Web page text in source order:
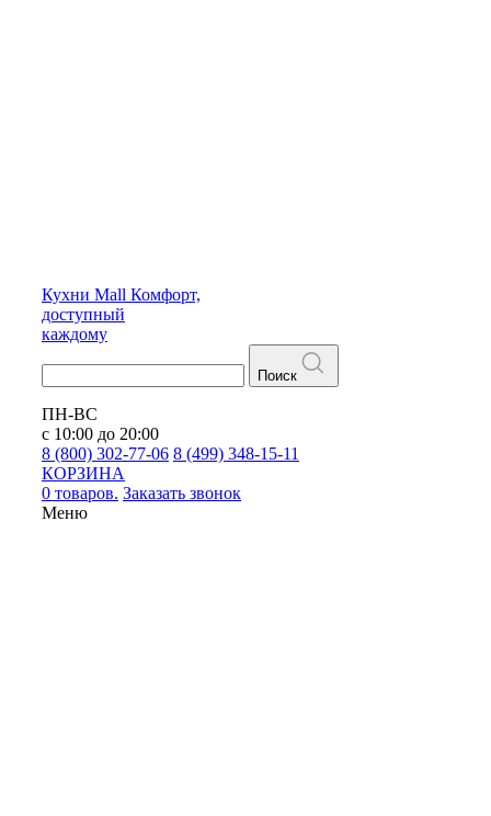
Кухни Mall Комфорт,
доступный
каждому
Поиск
ПН-ВС
с 10:00 до 20:00
8 (800) 302-77-06 8 (499) 348-15-11
КОРЗИНА
0 товаров. Заказать звонок
Меню